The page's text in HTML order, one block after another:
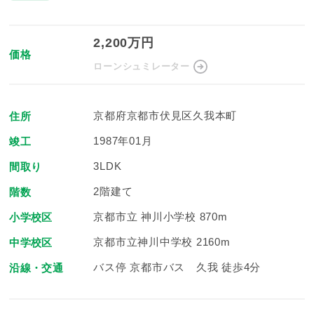
価格
2,200万円
ローンシュミレーター
住所 京都府京都市伏見区久我本町
竣工 1987年01月
間取り 3LDK
階数 2階建て
小学校区 京都市立 神川小学校 870m
中学校区 京都市立神川中学校 2160m
沿線・交通 バス停 京都市バス 久我 徒歩4分